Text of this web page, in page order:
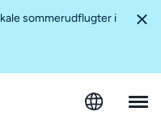
sommerudflugter i